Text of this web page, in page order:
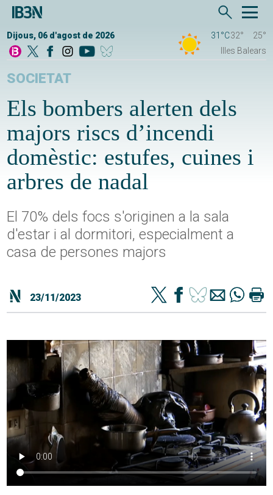
Dijous, 06 d'agost de 2026 31°C32°
25°
Illes Balears
SOCIETAT
Els bombers alerten dels
majors riscs d’incendi
domèstic: estufes, cuines i
arbres de nadal
El 70% dels focs s'originen a la sala
d'estar i al dormitori, especialment a
casa de persones majors
23/11/2023